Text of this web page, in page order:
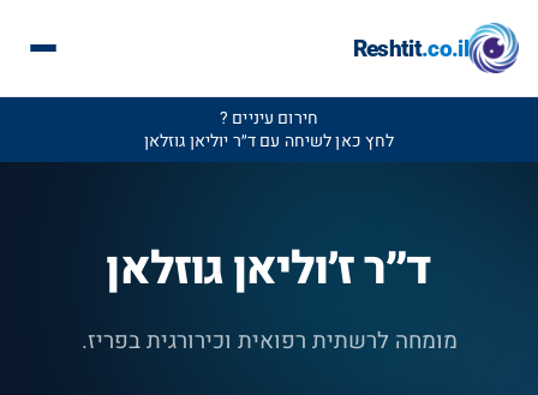
Reshtit.co.il
חירום עיניים ?
לחץ כאן לשיחה עם ד״ר יוליאן גוזלאן
ד״ר ז׳וליאן גוזלאן
מומחה לרשתית רפואית וכירורגית בפריז.